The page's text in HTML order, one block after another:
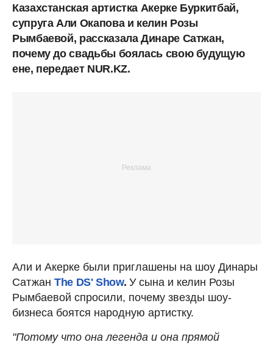
Казахстанская артистка Акерке Буркитбай,
супруга Али Окапова и келин Розы
Рымбаевой, рассказала Динаре Сатжан,
почему до свадьбы боялась свою будущую
ене, передает NUR.KZ.
Али и Акерке были приглашены на шоу Динары
Сатжан The DS' Show. У сына и келин Розы
Рымбаевой спросили, почему звезды шоу-
бизнеса боятся народную артистку.
"Потому что она легенда и она прямой